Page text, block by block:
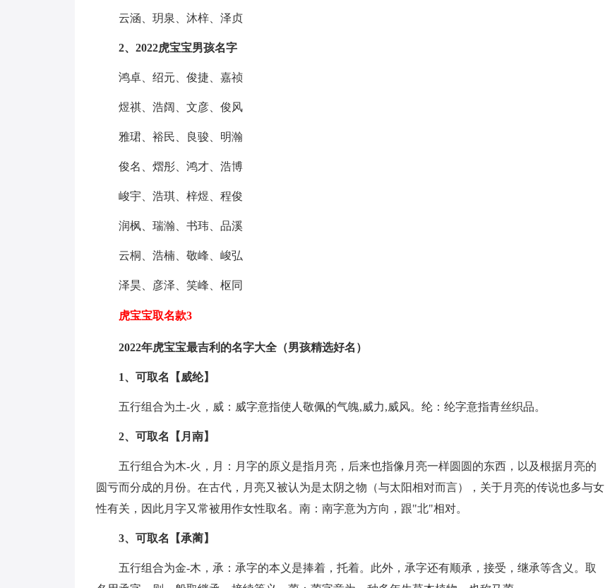
云涵、玥泉、沐梓、泽贞
2、2022虎宝宝男孩名字
鸿卓、绍元、俊捷、嘉祯
煜祺、浩阔、文彦、俊风
雅珺、裕民、良骏、明瀚
俊名、熠彤、鸿才、浩博
峻宇、浩琪、梓煜、程俊
润枫、瑞瀚、书玮、品溪
云桐、浩楠、敬峰、峻弘
泽昊、彦泽、笑峰、枢同
虎宝宝取名款3
2022年虎宝宝最吉利的名字大全（男孩精选好名）
1、可取名【威纶】
五行组合为土-火，威：威字意指使人敬佩的气魄,威力,威风。纶：纶字意指青丝织品。
2、可取名【月南】
五行组合为木-火，月：月字的原义是指月亮，后来也指像月亮一样圆圆的东西，以及根据月亮的
圆亏而分成的月份。在古代，月亮又被认为是太阴之物（与太阳相对而言），关于月亮的传说也多与女
性有关，因此月字又常被用作女性取名。南：南字意为方向，跟"北"相对。
3、可取名【承蔺】
五行组合为金-木，承：承字的本义是捧着，托着。此外，承字还有顺承，接受，继承等含义。取